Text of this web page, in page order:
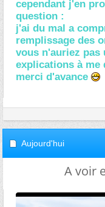
cependant j'en
question :
j'ai du mal a
remplissage des
vous n'auriez pas
explications à me
merci d'avance
Aujourd'hui
A voir